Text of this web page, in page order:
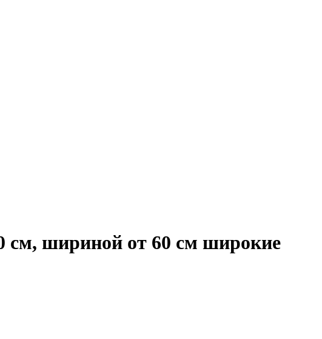
см, шириной от 60 см широкие